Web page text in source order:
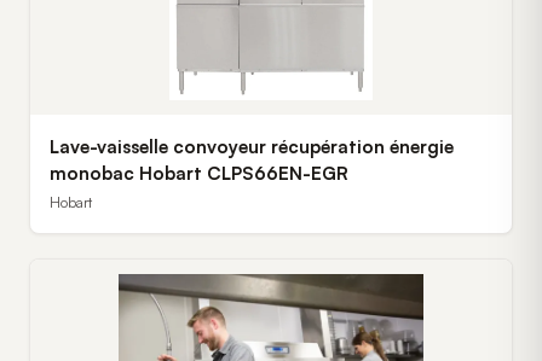
Lave-vaisselle convoyeur récupération énergie
monobac Hobart CLPS66EN-EGR
Hobart